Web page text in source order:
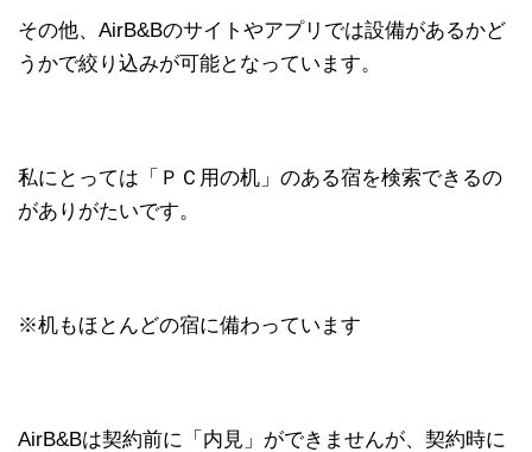
その他、AirB&Bのサイトやアプリでは設備があるかど
うかで絞り込みが可能となっています。
私にとっては「ＰＣ用の机」のある宿を検索できるの
がありがたいです。
※机もほとんどの宿に備わっています
AirB&Bは契約前に「内見」ができませんが、契約時に